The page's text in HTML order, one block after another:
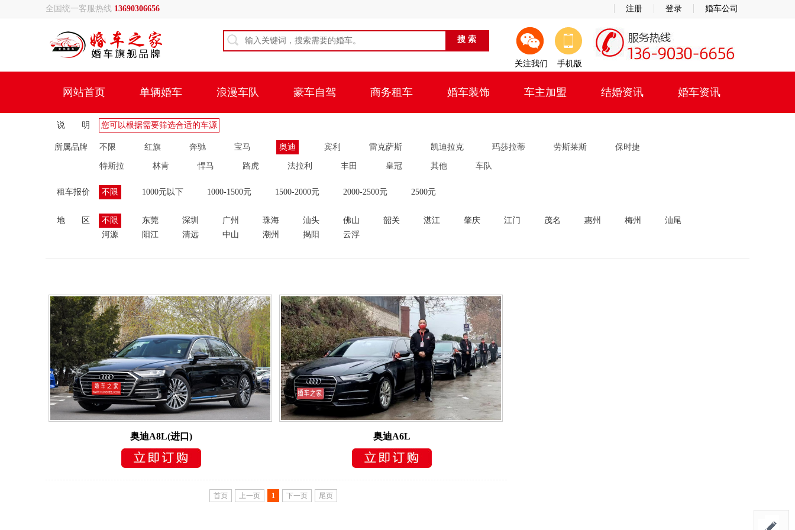
全国统一客服热线 13690306656 注册 登录 婚车公司
关注我们 手机版
网站首页 单辆婚车 浪漫车队 豪车自驾 商务租车 婚车装饰 车主加盟 结婚资讯 婚车资讯
说 明 您可以根据需要筛选合适的车源
所属品牌 不限 红旗 奔驰 宝马 奥迪 宾利 雷克萨斯 凯迪拉克 玛莎拉蒂 劳斯莱斯 保时捷
特斯拉 林肯 悍马 路虎 法拉利 丰田 皇冠 其他 车队
租车报价 不限 1000元以下 1000-1500元 1500-2000元 2000-2500元 2500元
地 区 不限 东莞 深圳 广州 珠海 汕头 佛山 韶关 湛江 肇庆 江门 茂名 惠州 梅州
汕尾
河源
阳江 清远 中山 潮州 揭阳 云浮
奥迪A8L(进口) 奥迪A6L
首页 上一页 1 下一页 尾页